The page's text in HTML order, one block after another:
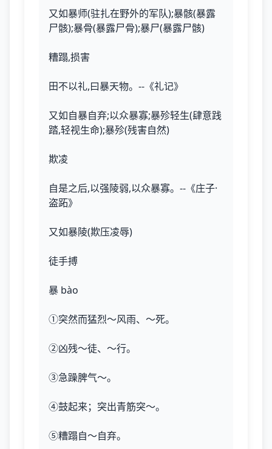
又如暴师(驻扎在野外的军队);暴骸(暴露
尸骸);暴骨(暴露尸骨);暴尸(暴露尸骸)
糟蹋,损害
田不以礼,曰暴天物。--《礼记》
又如自暴自弃;以众暴寡;暴殄轻生(肆意践
踏,轻视生命);暴殄(残害自然)
欺凌
自是之后,以强陵弱,以众暴寡。--《庄子·
盗跖》
又如暴陵(欺压凌辱)
徒手搏
暴 bào
①突然而猛烈～风雨、～死。
②凶残～徒、～行。
③急躁脾气～。
④鼓起来；突出青筋突～。
⑤糟蹋自～自弃。